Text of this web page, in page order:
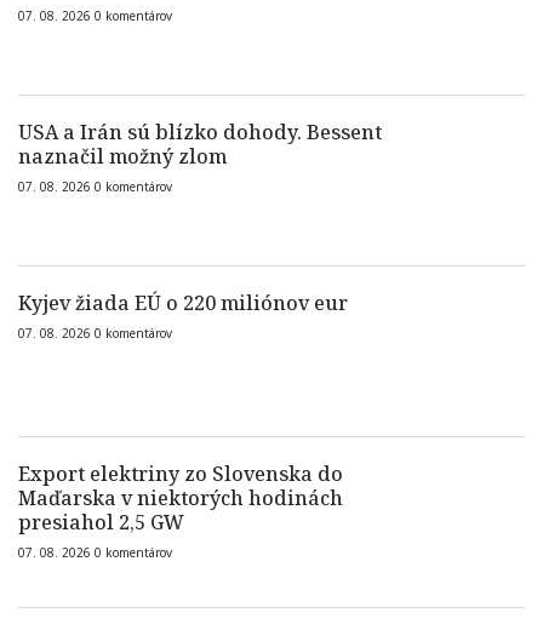
07. 08. 2026 0 komentárov
USA a Irán sú blízko dohody. Bessent
naznačil možný zlom
07. 08. 2026 0 komentárov
Kyjev žiada EÚ o 220 miliónov eur
07. 08. 2026 0 komentárov
Export elektriny zo Slovenska do
Maďarska v niektorých hodinách
presiahol 2,5 GW
07. 08. 2026 0 komentárov